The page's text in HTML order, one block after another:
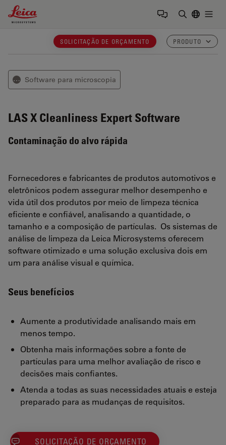
Leica Microsystems Logo
SOLICITAÇÃO DE ORÇAMENTO PRODUTO
⋯ Software para microscopia
LAS X Cleanliness Expert Software
Contaminação do alvo rápida
Fornecedores e fabricantes de produtos automotivos e
eletrônicos podem assegurar melhor desempenho e
vida útil dos produtos por meio de limpeza técnica
eficiente e confiável, analisando a quantidade, o
tamanho e a composição de partículas. Os sistemas de
análise de limpeza da Leica Microsystems oferecem
software otimizado e uma solução exclusiva dois em
um para análise visual e química.
Seus benefícios
Aumente a produtividade analisando mais em
menos tempo.
Obtenha mais informações sobre a fonte de
partículas para uma melhor avaliação de risco e
decisões mais confiantes.
Atenda a todas as suas necessidades atuais e esteja
preparado para as mudanças de requisitos.
SOLICITAÇÃO DE ORÇAMENTO